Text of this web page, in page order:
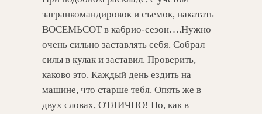
загранкомандировок и съемок, накатать
ВОСЕМЬСОТ в кабрио-сезон….Нужно
очень сильно заставлять себя. Собрал
силы в кулак и заставил. Проверить,
каково это. Каждый день ездить на
машине, что старше тебя. Опять же в
двух словах, ОТЛИЧНО! Но, как в